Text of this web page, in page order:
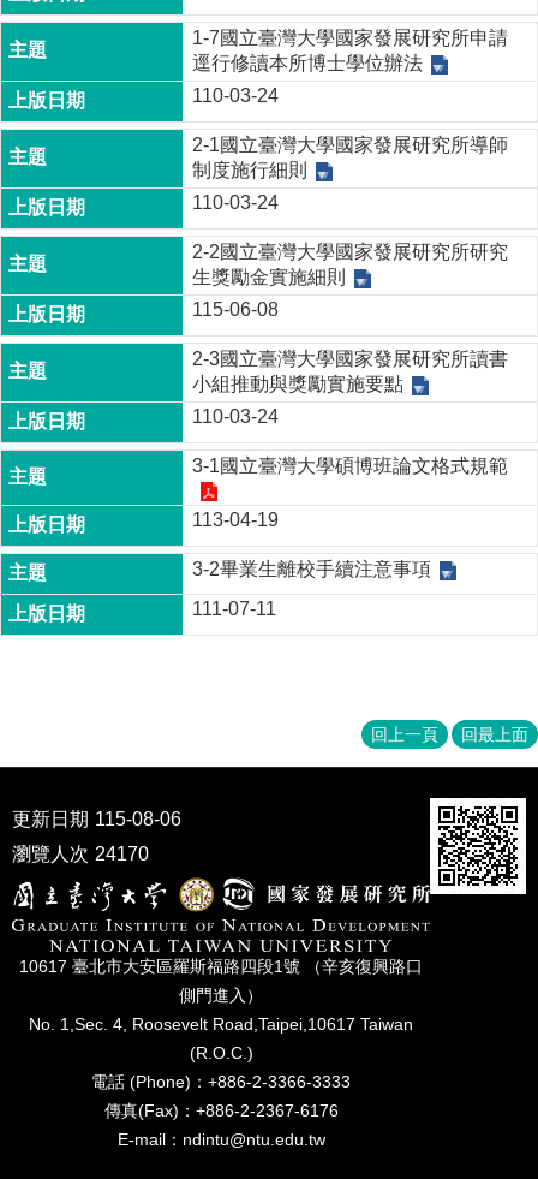
1-7國立臺灣大學國家發展研究所申請
逕行修讀本所博士學位辦法
110-03-24
2-1國立臺灣大學國家發展研究所導師
制度施行細則
110-03-24
2-2國立臺灣大學國家發展研究所研究
生獎勵金實施細則
115-06-08
2-3國立臺灣大學國家發展研究所讀書
小組推動與獎勵實施要點
110-03-24
3-1國立臺灣大學碩博班論文格式規範
113-04-19
3-2畢業生離校手續注意事項
111-07-11
回上一頁 回最上面
更新日期 115-08-06
瀏覽人次 24170
10617 臺北市⼤安區羅斯福路四段1號 （辛亥復興路⼝
側⾨進入）
No. 1,Sec. 4, Roosevelt Road,Taipei,10617 Taiwan
(R.O.C.)
電話 (Phone)：+886-2-3366-3333
傳真(Fax)：+886-2-2367-6176
E-mail：ndintu@ntu.edu.tw